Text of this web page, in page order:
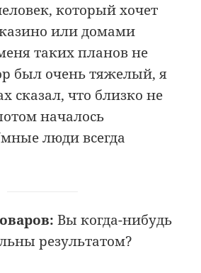
который хочет
или домами
таких планов не
был очень тяжелый, я
сказал, что близко не
началось
люди всегда
Вы когда-нибудь
результатом?